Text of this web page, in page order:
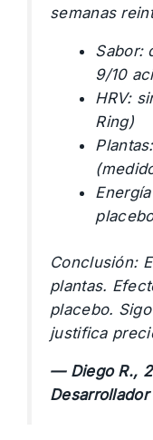
semanas
Sabor:
9/10
HRV:
Ring)
Conclusión:
plantas.
placebo.
justifica
— Diego R.,